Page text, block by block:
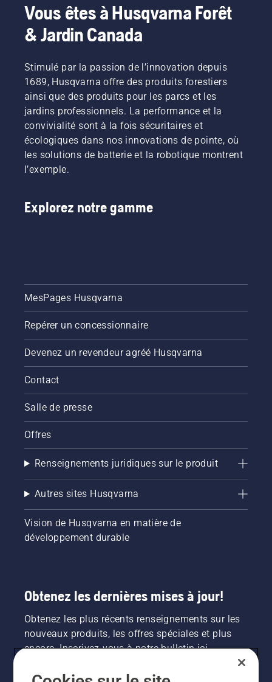
Vous êtes à Husqvarna Forêt
& Jardin Canada
Stimulé par la passion de l’innovation depuis
1689, Husqvarna offre des produits forestiers
ainsi que des produits pour les parcs et les
jardins professionnels. La performance et la
convivialité sont à la fois sécuritaires et
écologiques dans nos innovations de pointe, où
les solutions de batterie et la robotique montrent
l’exemple.
Explorez notre gamme
MesPages Husqvarna
Repérer un concessionnaire
Devenez un revendeur agréé Husqvarna
Contact
Salle de presse
Offres
Renseignements juridiques sur le produit
Autres sites Husqvarna
Vision de Husqvarna en matière de
développement durable
Obtenez les dernières mises à jour!
Obtenez les plus récents renseignements sur les
nouveaux produits, les offres spéciales et plus
encore. Inscrivez-vous à notre bulletin ici.